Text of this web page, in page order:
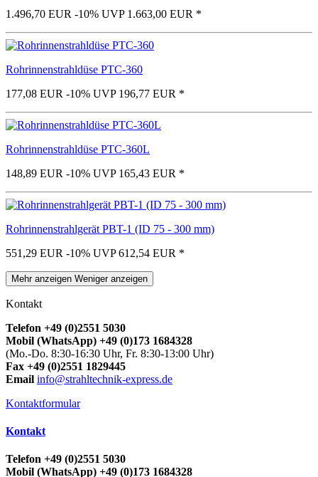
1.496,70 EUR -10% UVP 1.663,00 EUR *
Rohrinnenstrahldüse PTC-360
177,08 EUR -10% UVP 196,77 EUR *
Rohrinnenstrahldüse PTC-360L
148,89 EUR -10% UVP 165,43 EUR *
Rohrinnenstrahlgerät PBT-1 (ID 75 - 300 mm)
551,29 EUR -10% UVP 612,54 EUR *
Mehr anzeigen Weniger anzeigen
Kontakt
Telefon +49 (0)2551 5030
Mobil (WhatsApp) +49 (0)173 1684328
(Mo.-Do. 8:30-16:30 Uhr, Fr. 8:30-13:00 Uhr)
Fax +49 (0)2551 1829445
Email info@strahltechnik-express.de
Kontaktformular
Kontakt
Telefon +49 (0)2551 5030
Mobil (WhatsApp) +49 (0)173 1684328